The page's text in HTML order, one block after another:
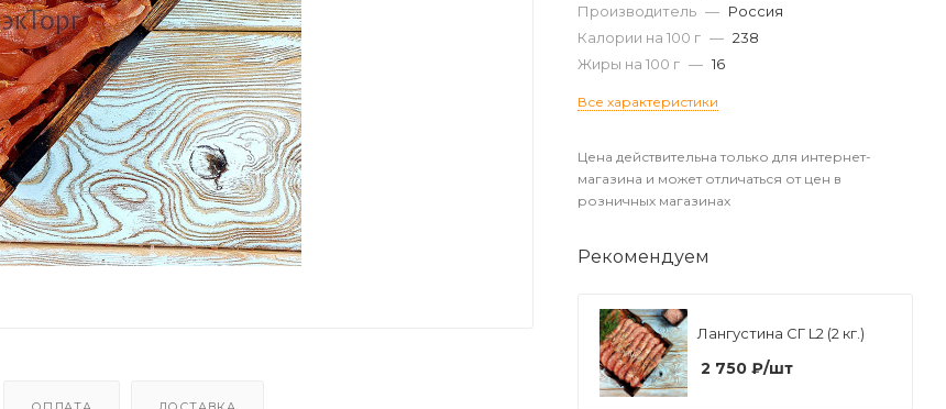
Производитель — Россия
Калории на 100 г — 238
Жиры на 100 г — 16
Все характеристики
Цена действительна только для интернет-
магазина и может отличаться от цен в
розничных магазинах
Рекомендуем
Лангустина СГ L2 (2 кг.)
2 750 ₽/шт